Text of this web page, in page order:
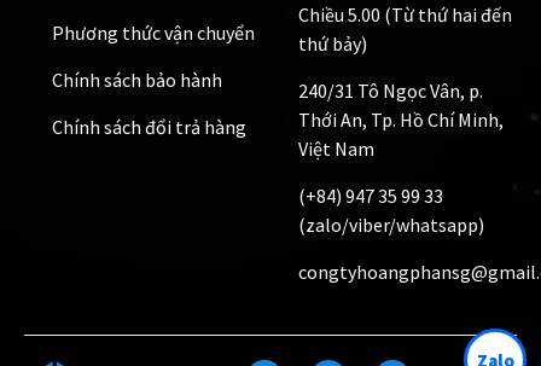
Phương thức vận chuyển
Chính sách bảo hành
Chính sách đổi trả hàng
Chiều 5.00 (Từ thứ hai đến
thứ bảy)
240/31 Tô Ngọc Vân, p.
Thới An, Tp. Hồ Chí Minh,
Việt Nam
(+84) 947 35 99 33
(zalo/viber/whatsapp)
Zalo